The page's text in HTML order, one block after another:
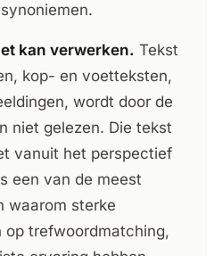
kan verwerken. Tekst
kop- en voetteksten,
wordt door de
niet gelezen. Die tekst
vanuit het perspectief
een van de meest
waarom sterke
op trefwoordmatching,